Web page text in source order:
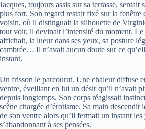
Jacques, toujours assis sur sa terrasse, sentait
plus fort. Son regard restait fixé sur la fenêtre
voisin, où il distinguait la silhouette de
tout voir, il devinait l’intensité du moment. Le
affichait, la lueur dans ses yeux, sa posture
cambrée… Il n’avait aucun doute sur ce
instant.
Un frisson le parcourut. Une chaleur diffuse
ventre, éveillant en lui un désir qu’il n’avait
depuis longtemps. Son corps réagissait
scène chargée d’érotisme. Sa main descendit
de son ventre alors qu’il fermait un instant les
s’abandonnant à ses pensées.